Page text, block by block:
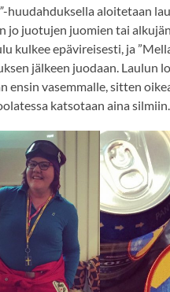
”-huudahduksella aloitetaan
jo juotujen juomien tai
kulkee epävireisesti, ja
jälkeen juodaan. Laulun
ensin vasemmalle, sitten
katsotaan aina silmiin.